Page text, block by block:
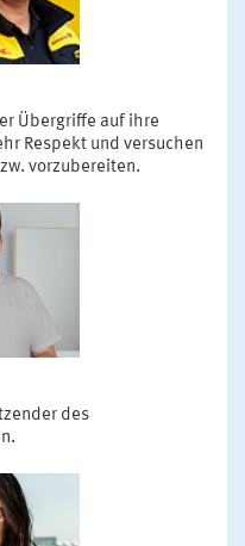
Übergriffe auf ihre
Respekt und versuchen
vorzubereiten.
des